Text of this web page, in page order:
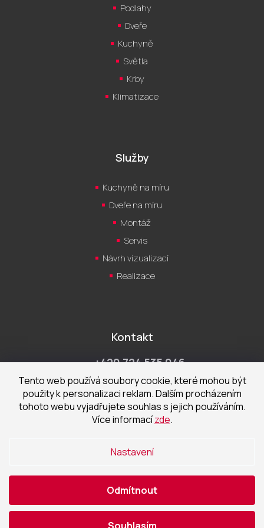
Tento web používá soubory cookie, které mohou být
použity k personalizaci reklam. Dalším procházením
tohoto webu vyjadřujete souhlas s jejich používáním.
Více informacízde.
Nastavení
Odmítnout
Podlahy
Dveře
Kuchyně
Světla
Krby
Klimatizace
Služby
Kuchyně na míru
Dveře na míru
Montáž
Servis
Návrh vizualizací
Realizace
Kontakt
+420 724 535 046
Po-Pá 9:00 - 18:00 hod
obchod@cecetka.cz
370 01 České Budějovice
Vytvořil Shoptet |Nakódoval eshopGuru